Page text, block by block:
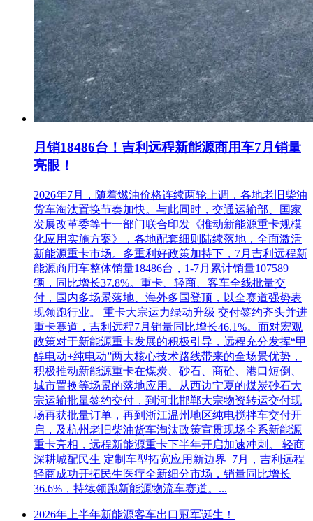
月销18486台！吉利远程新能源商用车7月销量
亮眼！
2026年7月，随着燃油价格连续两轮上调，各地老旧柴油
货车淘汰置换节奏加快。与此同时，交通运输部、国家
发展改革委等十一部门联合印发《推动新能源重卡规模
化应用实施方案》，各地配套细则陆续落地，全面激活
新能源重卡市场。多重利好政策加持下，7月吉利远程新
能源商用车整体销量18486台，1-7月累计销量107589
辆，同比增长37.8%。重卡、轻商、客车全线批量交
付，国内多场景落地、海外多国登顶，以全赛道强势表
现领跑行业。 重卡大宗运力绿动升级 交付签约齐头并进
重卡赛道，吉利远程7月销量同比增长46.1%。面对宏观
政策对于新能源重卡发展的积极引导，远程充分发挥“甲
醇电动+纯电动”两大核心技术路线带来的全场景优势，
积极推动新能源重卡在煤炭、砂石、商砼、港口短倒、
城市置换等场景的落地应用。从西边宁夏的煤炭砂石大
宗运输批量签约交付，到河北邯郸大宗物资转运交付现
场再获批量订单，再到浙江温州地区纯电搅拌车交付开
启，及杭州老旧柴油货车淘汰政策宣贯现场全系新能源
重卡亮相，远程新能源重卡下半年开启加速冲刺。 轻商
深耕城配民生 定制车型拓宽应用新边界 7月，吉利远程
轻商成功开拓民生医疗全新细分市场，销量同比增长
36.6%，持续领跑新能源物流车赛道。...
2026年上半年新能源客车出口冠军诞生！